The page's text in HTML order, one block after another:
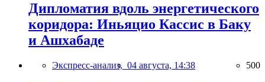
Дипломатия вдоль энергетического
коридора: Иньяцио Кассис в Баку
и Ашхабаде
Экспресс-анализ, 04 августа, 14:38 500